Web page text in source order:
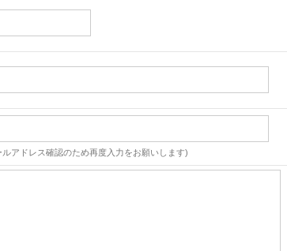
ルアドレス確認のため再度入力をお願いします)